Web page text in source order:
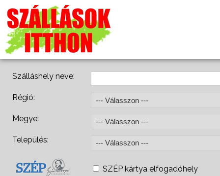
Szálláshely neve:
Régió:
Megye:
Település:
SZÉP kártya elfogadóhely